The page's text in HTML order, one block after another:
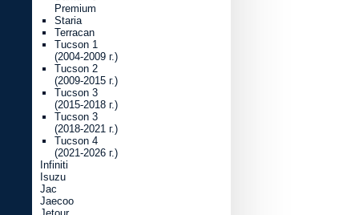
Premium
Staria
Terracan
Tucson 1
(2004-2009 г.)
Tucson 2
(2009-2015 г.)
Tucson 3
(2015-2018 г.)
Tucson 3
(2018-2021 г.)
Tucson 4
(2021-2026 г.)
Infiniti
Isuzu
Jac
Jaecoo